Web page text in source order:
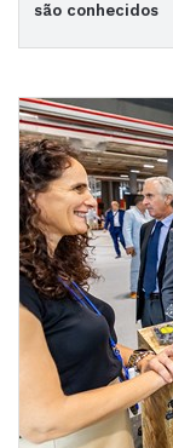
são conhecidos